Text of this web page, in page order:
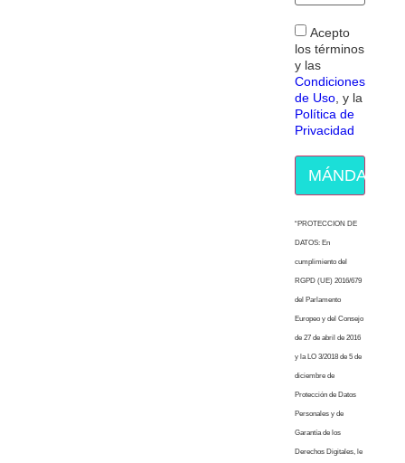
Acepto
los términos
y las
Condiciones
de Uso, y la
Política de
Privacidad
MÁNDAME
“PROTECCION DE
DATOS: En
cumplimiento del
RGPD (UE) 2016/679
del Parlamento
Europeo y del Consejo
de 27 de abril de 2016
y la LO 3/2018 de 5 de
diciembre de
Protección de Datos
Personales y de
Garantía de los
Derechos Digitales, le